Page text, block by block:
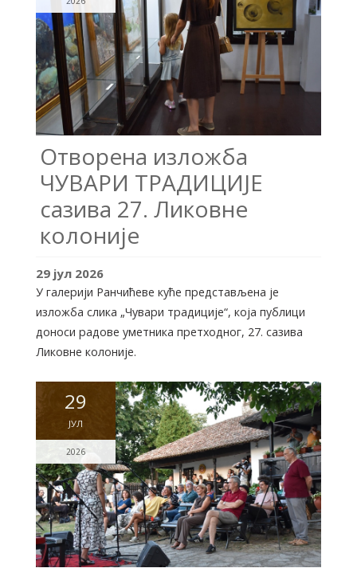
Отворена изложба
ЧУВАРИ ТРАДИЦИЈЕ
сазива 27. Ликовне
колоније
29 јул 2026
У галерији Ранчићеве куће представљена је
изложба слика „Чувари традиције“, која публици
доноси радове уметника претходног, 27. сазива
Ликовне колоније.
29
ЈУЛ
2026